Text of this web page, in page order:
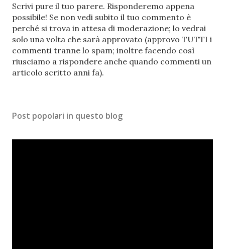
P
o
s
t
a
u
n
m
n
Scrivi pure il tuo parere. Risponderemo appena
possibile! Se non vedi subito il tuo commento è
perché si trova in attesa di moderazione; lo vedrai
solo una volta che sarà approvato (approvo TUTTI i
commenti tranne lo spam; inoltre facendo così
riusciamo a rispondere anche quando commenti un
articolo scritto anni fa).
Post popolari in questo blog